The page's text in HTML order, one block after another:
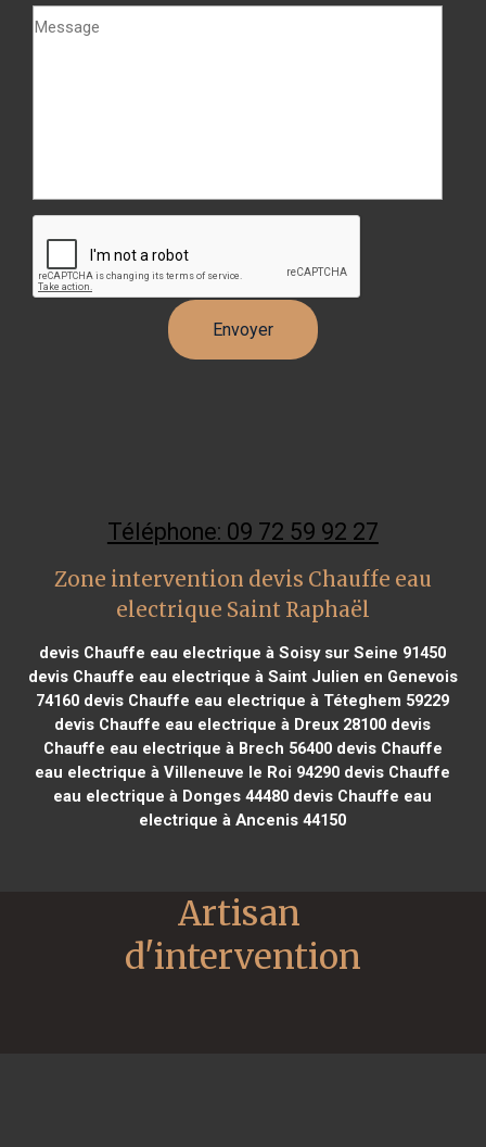
Téléphone: 09 72 59 92 27
Zone intervention devis Chauffe eau
electrique Saint Raphaël
devis Chauffe eau electrique à Soisy sur Seine 91450
devis Chauffe eau electrique à Saint Julien en Genevois
74160 devis Chauffe eau electrique à Téteghem 59229
devis Chauffe eau electrique à Dreux 28100 devis
Chauffe eau electrique à Brech 56400devis Chauffe
eau electrique à Villeneuve le Roi 94290 devis Chauffe
eau electrique à Donges 44480 devis Chauffe eau
electrique à Ancenis 44150
Artisan
d'intervention